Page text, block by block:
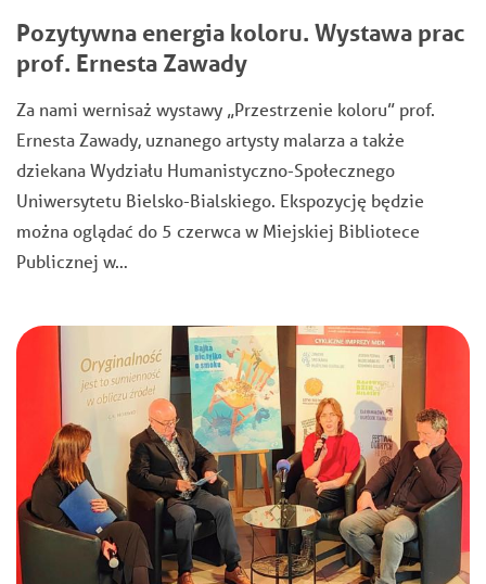
Pozytywna energia koloru. Wystawa prac
prof. Ernesta Zawady
Za nami wernisaż wystawy „Przestrzenie koloru” prof.
Ernesta Zawady, uznanego artysty malarza a także
dziekana Wydziału Humanistyczno-Społecznego
Uniwersytetu Bielsko-Bialskiego. Ekspozycję będzie
można oglądać do 5 czerwca w Miejskiej Bibliotece
Publicznej w…